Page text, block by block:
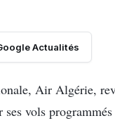
Actualités
Air Algérie,
vols